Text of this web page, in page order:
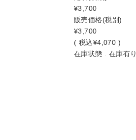
¥3,700
販売価格(税別)
¥3,700
( 税込¥4,070 )
在庫状態 : 在庫有り